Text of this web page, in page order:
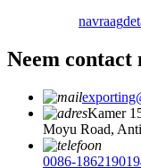
navraag
Neem contact
Kamer
Moyu Road,
0086-